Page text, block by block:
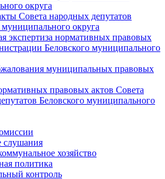
округа
Совета народных депутатов
муниципального округа
экспертиза нормативных правовых
Беловского муниципального
муниципальных правовых
правовых актов Совета
Беловского муниципального
хозяйство
политика
контроль